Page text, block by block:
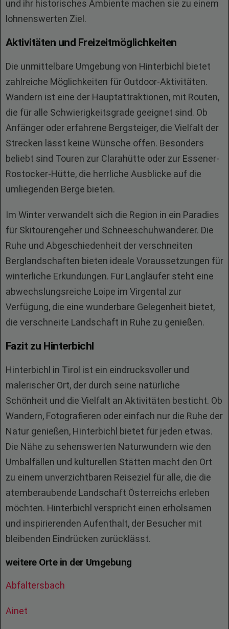
und ihr historisches Ambiente machen sie zu einem
lohnenswerten Ziel.
Aktivitäten und Freizeitmöglichkeiten
Die unmittelbare Umgebung von Hinterbichl bietet
zahlreiche Möglichkeiten für Outdoor-Aktivitäten.
Wandern ist eine der Hauptattraktionen, mit Routen,
die für alle Schwierigkeitsgrade geeignet sind. Ob
Anfänger oder erfahrene Bergsteiger, die Vielfalt der
Strecken lässt keine Wünsche offen. Besonders
beliebt sind Touren zur Clarahütte oder zur Essener-
Rostocker-Hütte, die herrliche Ausblicke auf die
umliegenden Berge bieten.
Im Winter verwandelt sich die Region in ein Paradies
für Skitourengeher und Schneeschuhwanderer. Die
Ruhe und Abgeschiedenheit der verschneiten
Berglandschaften bieten ideale Voraussetzungen für
winterliche Erkundungen. Für Langläufer steht eine
abwechslungsreiche Loipe im Virgental zur
Verfügung, die eine wunderbare Gelegenheit bietet,
die verschneite Landschaft in Ruhe zu genießen.
Fazit zu Hinterbichl
Hinterbichl in Tirol ist ein eindrucksvoller und
malerischer Ort, der durch seine natürliche
Schönheit und die Vielfalt an Aktivitäten besticht. Ob
Wandern, Fotografieren oder einfach nur die Ruhe der
Natur genießen, Hinterbichl bietet für jeden etwas.
Die Nähe zu sehenswerten Naturwundern wie den
Umbalfällen und kulturellen Stätten macht den Ort
zu einem unverzichtbaren Reiseziel für alle, die die
atemberaubende Landschaft Österreichs erleben
möchten. Hinterbichl verspricht einen erholsamen
und inspirierenden Aufenthalt, der Besucher mit
bleibenden Eindrücken zurücklässt.
weitere Orte in der Umgebung
Abfaltersbach
Ainet